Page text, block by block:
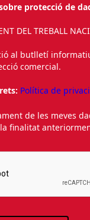
protecció de
DEL TREBALL
al butlletí
comercial.
Política de
de les meves
finalitat